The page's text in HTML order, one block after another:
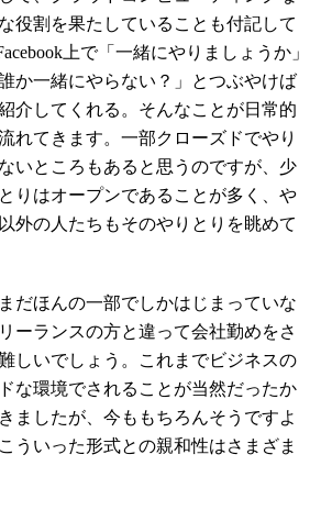
役割を果たしていることも付記して
上で「一緒にやりましょうか」
か一緒にやらない？」とつぶやけば
介してくれる。そんなことが日常的
れてきます。一部クローズドでやり
いところもあると思うのですが、少
りはオープンであることが多く、や
外の人たちもそのやりとりを眺めて
だほんの一部でしかはじまっていな
ーランスの方と違って会社勤めをさ
しいでしょう。これまでビジネスの
な環境でされることが当然だったか
ましたが、今ももちろんそうですよ
ういった形式との親和性はさまざま